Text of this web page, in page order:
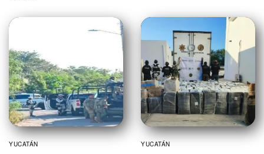
YUCATÁN YUCATÁN